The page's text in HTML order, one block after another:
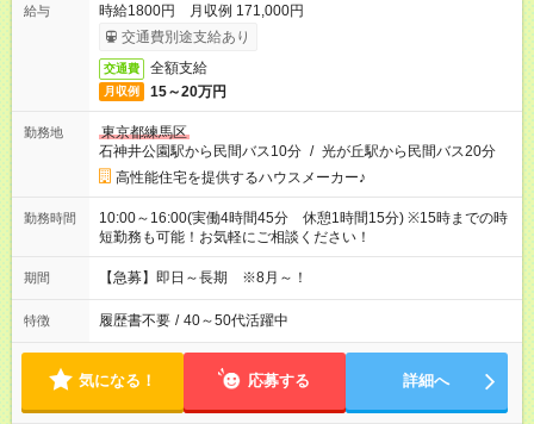
給与
時給1800円 月収例 171,000円
交通費別途支給あり
交通費 全額支給
月収例 15～20万円
勤務地
東京都練馬区
石神井公園駅から民間バス10分 / 光が丘駅から民間バス20分
高性能住宅を提供するハウスメーカー♪
勤務時間
10:00～16:00(実働4時間45分 休憩1時間15分) ※15時までの時
短勤務も可能！お気軽にご相談ください！
期間 【急募】即日～長期 ※8月～！
特徴 履歴書不要 / 40～50代活躍中
気になる！ 応募する 詳細へ